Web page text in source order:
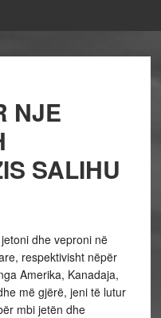
NJE
SALIHU
dhe veproni në
respektivisht nëpër
Amerika, Kanadaja,
më gjërë, jeni të lutur
mbi jetën dhe